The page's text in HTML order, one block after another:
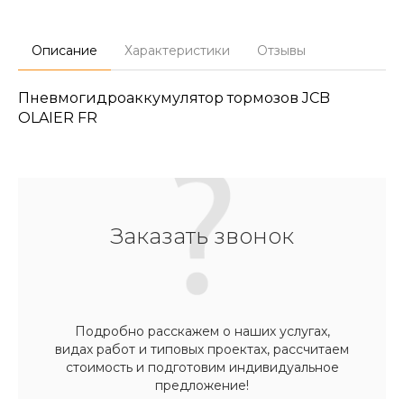
Описание Характеристики Отзывы
Пневмогидроаккумулятор тормозов JCB
OLAIER FR
Заказать звонок
Подробно расскажем о наших услугах,
видах работ и типовых проектах, рассчитаем
стоимость и подготовим индивидуальное
предложение!